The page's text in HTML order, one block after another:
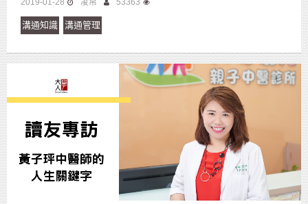
2019-01-28 凌帠 53363
溝通知識 溝通管理